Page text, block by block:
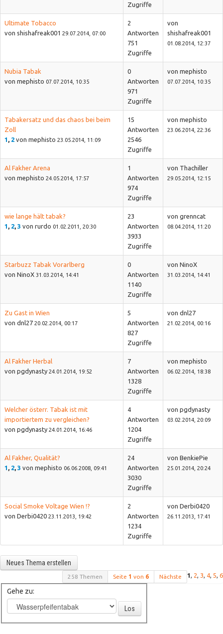
Zugriffe
Ultimate Tobacco
von shishafreak001 29.07.2014, 07:00
2
Antworten
751
Zugriffe
von
shishafreak001
01.08.2014, 12:37
Nubia Tabak
von mephisto 07.07.2014, 10:35
0
Antworten
971
Zugriffe
von mephisto
07.07.2014, 10:35
Tabakersatz und das chaos bei beim
Zoll
1
2 von mephisto 23.05.2014, 11:09
15
Antworten
2546
Zugriffe
von mephisto
23.06.2014, 22:36
Al Fakher Arena
von mephisto 24.05.2014, 17:57
1
Antworten
974
Zugriffe
von Thachiller
29.05.2014, 12:15
wie lange hält tabak?
1
2 3 von rurdo 01.02.2011, 20:30
23
Antworten
3933
Zugriffe
von grenncat
08.04.2014, 11:20
Starbuzz Tabak Vorarlberg
von NinoX 31.03.2014, 14:41
0
Antworten
1140
Zugriffe
von NinoX
31.03.2014, 14:41
Zu Gast in Wien
von dnl27 20.02.2014, 00:17
5
Antworten
827
Zugriffe
von dnl27
21.02.2014, 00:16
Al Fakher Herbal
von pgdynasty 24.01.2014, 19:52
7
Antworten
1328
Zugriffe
von mephisto
06.02.2014, 18:38
Welcher österr. Tabak ist mit
importiertem zu vergleichen?
von pgdynasty 24.01.2014, 16:46
4
Antworten
1204
Zugriffe
von pgdynasty
03.02.2014, 20:09
Al Fakher, Qualität?
1
2 3 von mephisto 06.06.2008, 09:41
24
Antworten
3030
Zugriffe
von BenkiePie
25.01.2014, 20:24
Social Smoke Voltage Wien !?
von Derbi0420 23.11.2013, 19:42
2
Antworten
1234
Zugriffe
von Derbi0420
26.11.2013, 17:41
Neues Thema erstellen
258 Themen Seite 1 von 6 1 2 3 4 5 6
Nächste
Gehe zu:
Los